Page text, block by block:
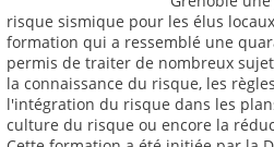
risque sismique pour les élus
formation qui a ressemblé une
permis de traiter de nombreux
la connaissance du risque, les
l'intégration du risque dans les
culture du risque ou encore la